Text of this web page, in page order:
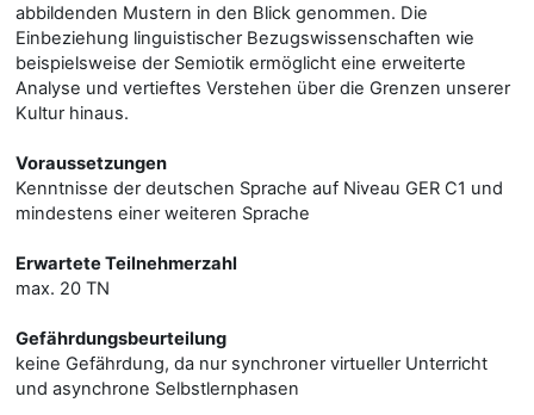
abbildenden Mustern in den Blick genommen. Die
Einbeziehung linguistischer Bezugswissenschaften wie
beispielsweise der Semiotik ermöglicht eine erweiterte
Analyse und vertieftes Verstehen über die Grenzen unserer
Kultur hinaus.
Voraussetzungen
Kenntnisse der deutschen Sprache auf Niveau GER C1 und
mindestens einer weiteren Sprache
Erwartete Teilnehmerzahl
max. 20 TN
Gefährdungsbeurteilung
keine Gefährdung, da nur synchroner virtueller Unterricht
und asynchrone Selbstlernphasen